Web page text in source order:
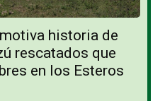
historia de
rescatados que
en los Esteros